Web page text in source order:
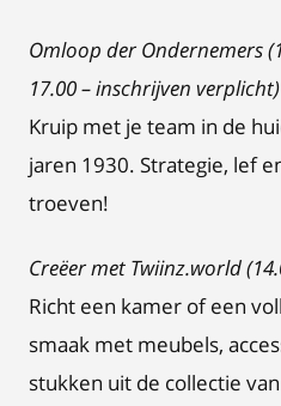
Omloop der Ondernemers
17.00 – inschrijven verplicht)
Kruip met je team in de
jaren 1930. Strategie, lef
troeven!
Creëer met Twiinz.world
Richt een kamer of een
smaak met meubels,
stukken uit de collectie